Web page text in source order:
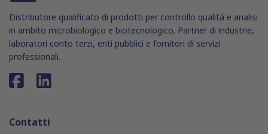
Distributore qualificato di prodotti per controllo qualità e analisi
in ambito microbiologico e biotecnologico. Partner di industrie,
laboratori conto terzi, enti pubblici e fornitori di servizi
professionali.
Contatti